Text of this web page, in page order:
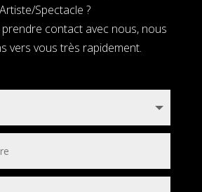
Artiste/Spectacle ?
prendre contact avec nous, nous
vers vous très rapidement.